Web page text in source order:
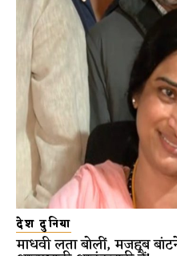
देश दुनिया
माधवी लता बोलीं, मजहब